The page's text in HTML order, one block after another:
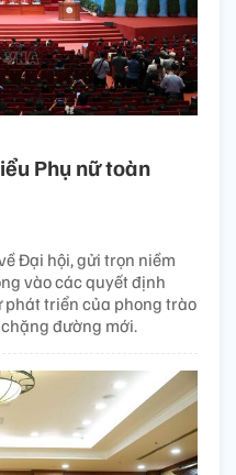
Phụ nữ toàn
Đại hội, gửi trọn niềm
vào các quyết định
phát triển của phong trào
đường mới.